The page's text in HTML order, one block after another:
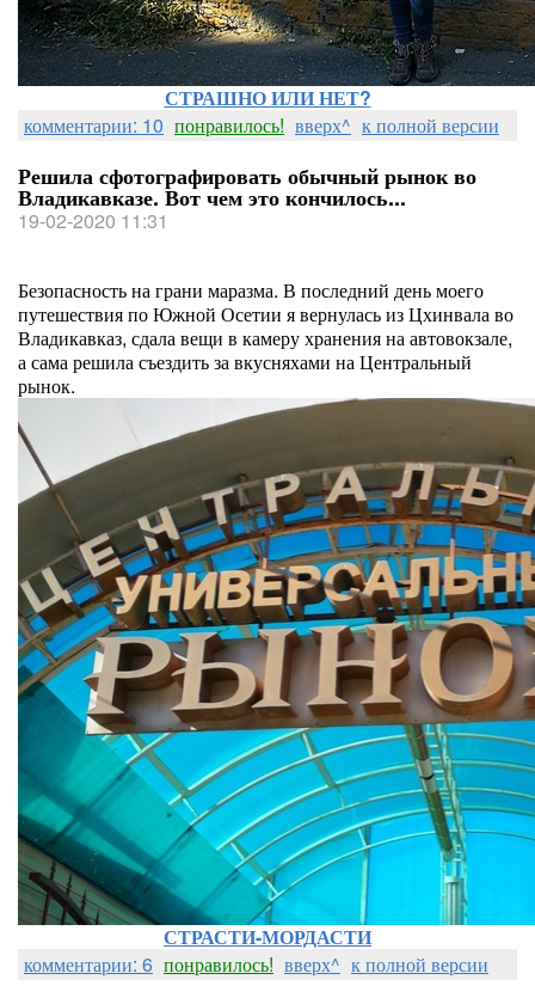
СТРАШНО ИЛИ НЕТ?
комментарии: 10 понравилось! вверх^ к полной версии
Решила сфотографировать обычный рынок во
Владикавказе. Вот чем это кончилось...
19-02-2020 11:31
Безопасность на грани маразма. В последний день моего
путешествия по Южной Осетии я вернулась из Цхинвала во
Владикавказ, сдала вещи в камеру хранения на автовокзале,
а сама решила съездить за вкусняхами на Центральный
рынок.
СТРАСТИ-МОРДАСТИ
комментарии: 6 понравилось! вверх^ к полной версии